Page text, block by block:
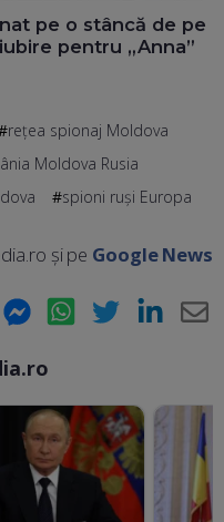
pe o stâncă de pe
pentru „Anna”
reţea spionaj Moldova
Moldova Rusia
spioni ruși Europa
și pe Google News
Messenger WhatsApp Twitter LinkedIn